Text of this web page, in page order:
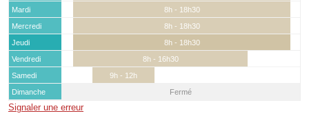
Mardi
8h - 18h30
Mercredi
8h - 18h30
Jeudi
8h - 18h30
Vendredi
8h - 16h30
Samedi
9h - 12h
Dimanche
Fermé
Signaler une erreur